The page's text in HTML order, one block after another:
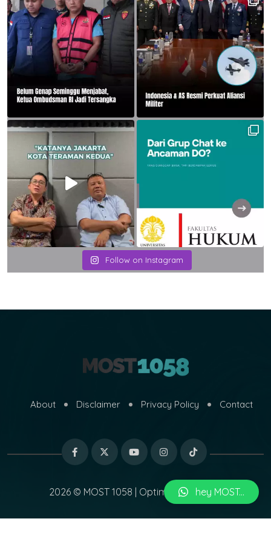
Follow on Instagram
About Disclaimer Privacy Policy Contact
2026 © MOST 1058 | Optimized byMARI
hey MOST...